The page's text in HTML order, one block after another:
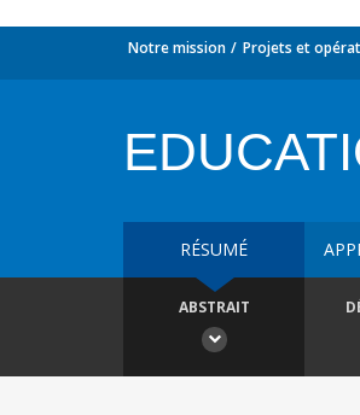
Notre mission Projets et
RÉSUMÉ
ABSTRAIT